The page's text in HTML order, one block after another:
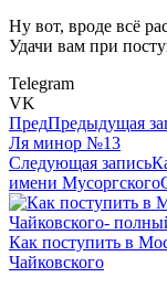
Ну вот, вроде всё
Удачи вам при
Telegram
VK
ПредПредыдущая
Ля минор №13​
Следующая запись
имени Мусоргского
Как поступить в
Чайковского